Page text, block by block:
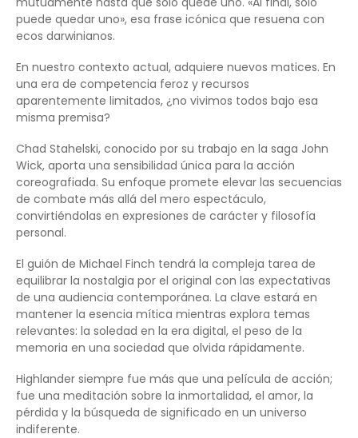
puede quedar uno», esa frase icónica que resuena con
ecos darwinianos.
En nuestro contexto actual, adquiere nuevos matices. En
una era de competencia feroz y recursos
aparentemente limitados, ¿no vivimos todos bajo esa
misma premisa?
Chad Stahelski, conocido por su trabajo en la saga John
Wick, aporta una sensibilidad única para la acción
coreografiada. Su enfoque promete elevar las secuencias
de combate más allá del mero espectáculo,
convirtiéndolas en expresiones de carácter y filosofía
personal.
El guión de Michael Finch tendrá la compleja tarea de
equilibrar la nostalgia por el original con las expectativas
de una audiencia contemporánea. La clave estará en
mantener la esencia mítica mientras explora temas
relevantes: la soledad en la era digital, el peso de la
memoria en una sociedad que olvida rápidamente.
Highlander siempre fue más que una película de acción;
fue una meditación sobre la inmortalidad, el amor, la
pérdida y la búsqueda de significado en un universo
indiferente.